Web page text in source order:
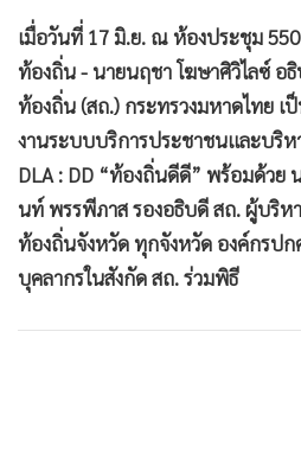
• Gotomanager
เมื่อวันที่ 17 มิ.ย. ณ ห้องประชุม
ท้องถิ่น - นายนฤชา โฆษาศิวิไลซ์ อ
ท้องถิ่น (สถ.) กระทรวงมหาดไทย เ
งานระบบบริการประชาชนและบริ
DLA : DD “ท้องถิ่นดีดี” พร้อมด้วย
นท์ พรรพีภาส รองอธิบดี สถ. ผู้บริห
ท้องถิ่นจังหวัด ทุกจังหวัด องค์กรป
บุคลากรในสังกัด สถ. ร่วมพิธี